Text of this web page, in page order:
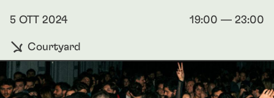
5 OTT 2024 19:00 — 23:00
Courtyard